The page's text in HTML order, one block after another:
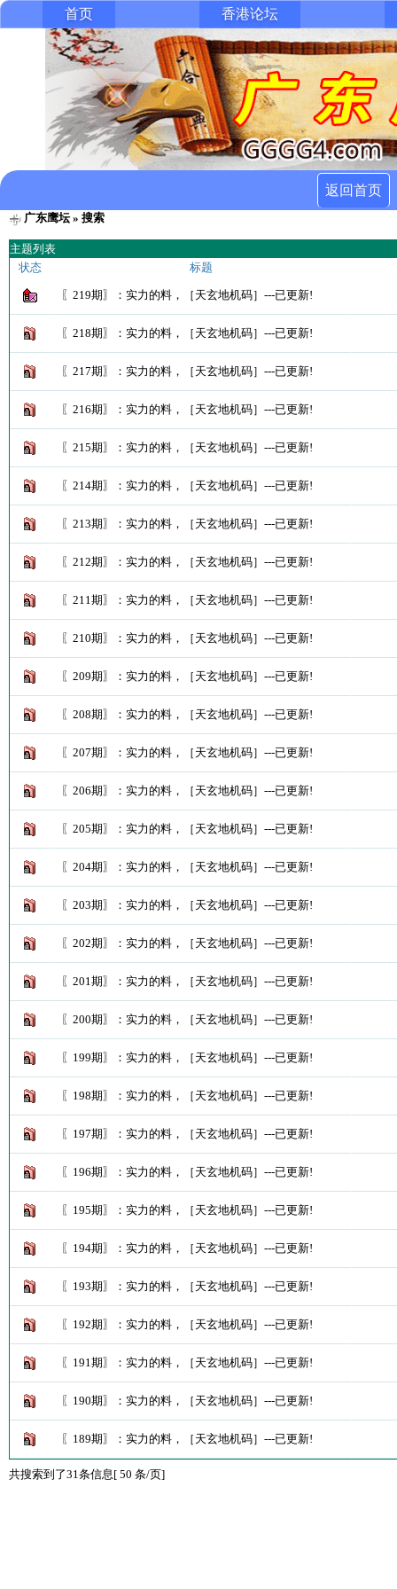
首页 香港论坛
返回首页
广东鹰坛» 搜索
主题列表
状态
标题
〖219期〗：实力的料，［天玄地机码］---已更新!
〖218期〗：实力的料，［天玄地机码］---已更新!
〖217期〗：实力的料，［天玄地机码］---已更新!
〖216期〗：实力的料，［天玄地机码］---已更新!
〖215期〗：实力的料，［天玄地机码］---已更新!
〖214期〗：实力的料，［天玄地机码］---已更新!
〖213期〗：实力的料，［天玄地机码］---已更新!
〖212期〗：实力的料，［天玄地机码］---已更新!
〖211期〗：实力的料，［天玄地机码］---已更新!
〖210期〗：实力的料，［天玄地机码］---已更新!
〖209期〗：实力的料，［天玄地机码］---已更新!
〖208期〗：实力的料，［天玄地机码］---已更新!
〖207期〗：实力的料，［天玄地机码］---已更新!
〖206期〗：实力的料，［天玄地机码］---已更新!
〖205期〗：实力的料，［天玄地机码］---已更新!
〖204期〗：实力的料，［天玄地机码］---已更新!
〖203期〗：实力的料，［天玄地机码］---已更新!
〖202期〗：实力的料，［天玄地机码］---已更新!
〖201期〗：实力的料，［天玄地机码］---已更新!
〖200期〗：实力的料，［天玄地机码］---已更新!
〖199期〗：实力的料，［天玄地机码］---已更新!
〖198期〗：实力的料，［天玄地机码］---已更新!
〖197期〗：实力的料，［天玄地机码］---已更新!
〖196期〗：实力的料，［天玄地机码］---已更新!
〖195期〗：实力的料，［天玄地机码］---已更新!
〖194期〗：实力的料，［天玄地机码］---已更新!
〖193期〗：实力的料，［天玄地机码］---已更新!
〖192期〗：实力的料，［天玄地机码］---已更新!
〖191期〗：实力的料，［天玄地机码］---已更新!
〖190期〗：实力的料，［天玄地机码］---已更新!
〖189期〗：实力的料，［天玄地机码］---已更新!
共搜索到了31条信息[ 50 条/页]